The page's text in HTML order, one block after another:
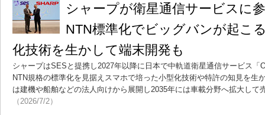
シャープが衛星通信サービスに
NTN標準化でビッグバンが起こ
化技術を生かして端末開発も
シャープはSESと提携し2027年以降に日本で中軌道衛星通信サービス「
NTN規格の標準化を見据えスマホで培った小型化技術や特許の知見を生
は建機や船舶などの法人向けから展開し2035年には車載分野へ拡大して
（2026/7/2）